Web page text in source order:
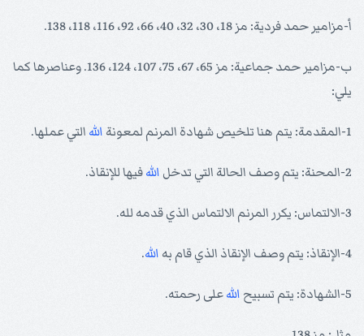
أ-مزامير حمد فردية: مز 18، 30، 32، 40، 66، 92، 116، 118، 138.
ب-مزامير حمد جماعية: مز 65، 67، 75، 107، 124، 136. وعناصرها كما
يلي:
1-المقدمة: يتم هنا تلخيص شهادة المرنم لمعونة الله التي عملها.
2-المحنة: يتم وصف الحالة التي تدخل اللهفيها للإنقاذ.
3-الالتماس: يكرر المرنم الالتماس الذي قدمه لله.
4-الإنقاذ: يتم وصف الإنقاذ الذي قام به الله.
5-الشهادة: يتم تسبيح اللهعلى رحمته.